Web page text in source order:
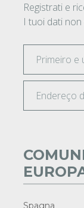
Registrati e
I tuoi dati
Spagna